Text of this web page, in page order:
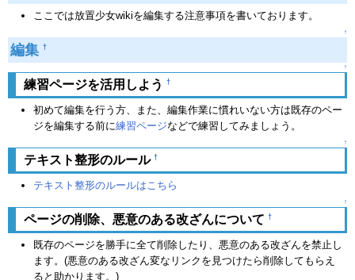
ここでは放置少女wikiを編集する注意事項を書いております。
↑
編集 †
↑
練習ページを活用しよう †
初めて編集を行う方、また、編集作業に慣れいない方は既存のペー
ジを編集する前に練習ページなどで練習してみましょう。
↑
テキスト整形のルール †
テキスト整形のルールはこちら
↑
ページの削除、悪意のある改ざんについて †
既存のページを勝手に全て削除したり、悪意のある改ざんを禁止し
ます。(悪意のある改ざん変なリンクを見つけたら削除してもらえ
ると助かります。)